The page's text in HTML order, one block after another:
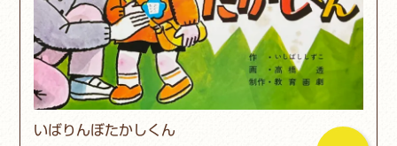
いばりんぼたかしくん